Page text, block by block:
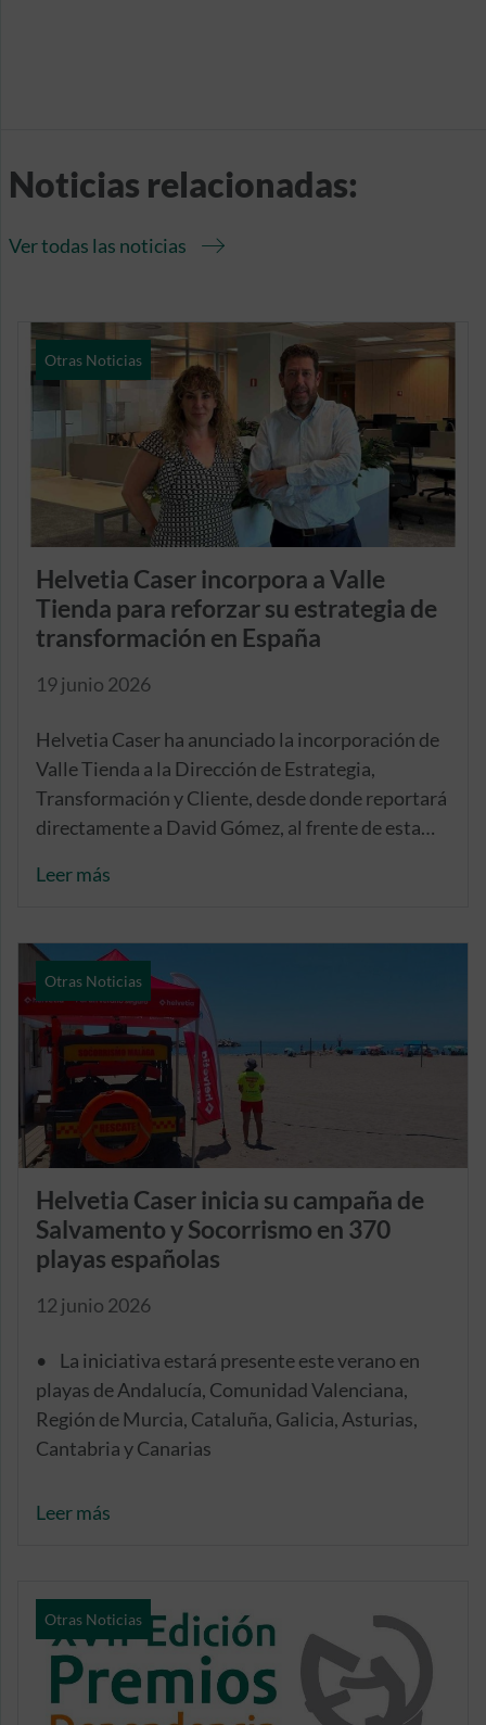
Noticias relacionadas:
Ver todas las noticias
Otras Noticias
Helvetia Caser incorpora a Valle
Tienda para reforzar su estrategia de
transformación en España
19 junio 2026
Helvetia Caser ha anunciado la incorporación de
Valle Tienda a la Dirección de Estrategia,
Transformación y Cliente, desde donde reportará
directamente a David Gómez, al frente de esta
Leer más
Otras Noticias
Helvetia Caser inicia su campaña de
Salvamento y Socorrismo en 370
playas españolas
12 junio 2026
• La iniciativa estará presente este verano en
playas de Andalucía, Comunidad Valenciana,
Región de Murcia, Cataluña, Galicia, Asturias,
Cantabria y Canarias
Leer más
Otras Noticias